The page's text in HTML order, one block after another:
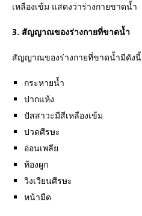
เหลืองเข้ม แสดงว่าร่างกายขาดน้ำ
3. สัญญาณของร่างกายที่ขาดน้ำ
สัญญาณของร่างกายที่ขาดน้ำมีดังนี้
กระหายน้ำ
ปากแห้ง
ปัสสาวะมีสีเหลืองเข้ม
ปวดศีรษะ
อ่อนเพลีย
ท้องผูก
วิงเวียนศีรษะ
หน้ามืด